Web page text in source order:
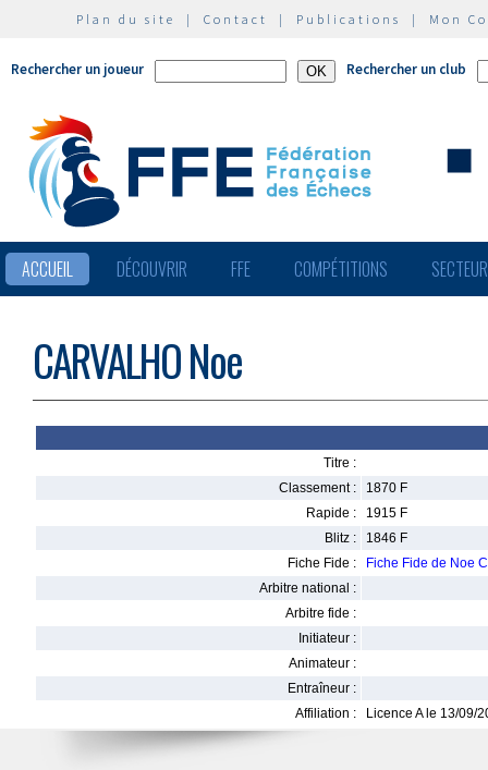
Plan du site | Contact | Publications | Mon
Rechercher un joueur Rechercher un club
ACCUEIL DÉCOUVRIR FFE COMPÉTITIONS
CARVALHO Noe
Titre :
Classement :
1870 F
Rapide :
1915 F
Blitz :
1846 F
Fiche Fide :
Fiche Fide de Noe
Arbitre national :
Arbitre fide :
Initiateur :
Animateur :
Entraîneur :
Affiliation :
Licence A le 13/09/